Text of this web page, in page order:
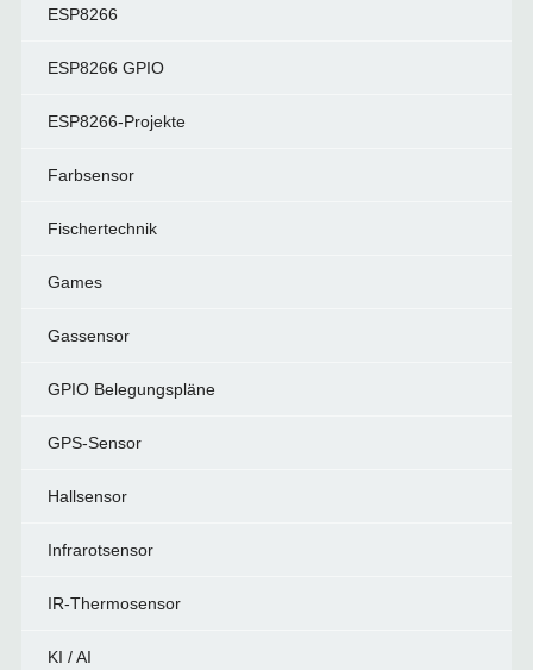
ESP8266
ESP8266 GPIO
ESP8266-Projekte
Farbsensor
Fischertechnik
Games
Gassensor
GPIO Belegungspläne
GPS-Sensor
Hallsensor
Infrarotsensor
IR-Thermosensor
KI / AI